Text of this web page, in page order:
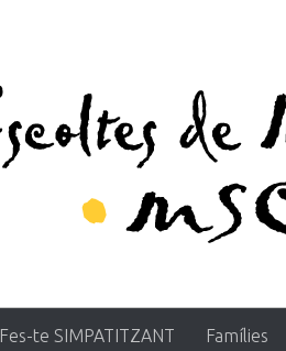
Fes-te SIMPATITZANT Famílies